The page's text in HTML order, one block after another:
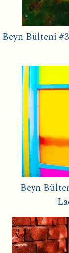
Beyn Bülteni
Beyn